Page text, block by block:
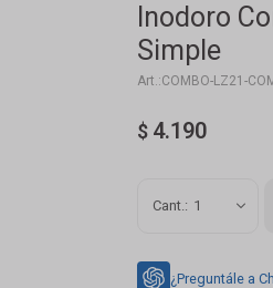
Inodoro
Simple
COMBO-LZ21-
$ 4.190
1
¿Preguntále a